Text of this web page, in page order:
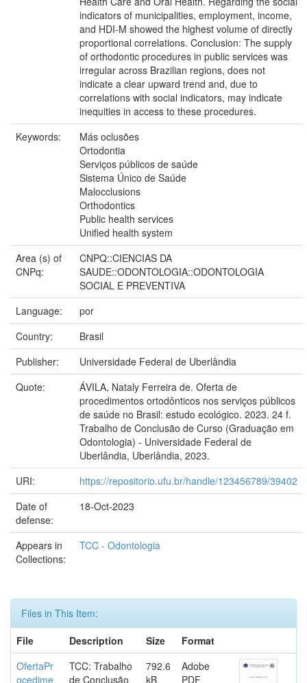
indicators of municipalities, employment, income,
and HDI-M showed the highest volume of directly
proportional correlations. Conclusion: The supply
of orthodontic procedures in public services was
irregular across Brazilian regions, does not
indicate a clear upward trend and, due to
correlations with social indicators, may indicate
inequities in access to these procedures.
Keywords:
Más oclusões
Ortodontia
Serviços públicos de saúde
Sistema Único de Saúde
Malocclusions
Orthodontics
Public health services
Unified health system
Area (s) of
CNPq:
CNPQ::CIENCIAS DA
SAUDE::ODONTOLOGIA::ODONTOLOGIA
SOCIAL E PREVENTIVA
Language:
por
Country:
Brasil
Publisher:
Universidade Federal de Uberlândia
Quote:
ÁVILA, Nataly Ferreira de. Oferta de
procedimentos ortodônticos nos serviços públicos
de saúde no Brasil: estudo ecológico. 2023. 24 f.
Trabalho de Conclusão de Curso (Graduação em
Odontologia) - Universidade Federal de
Uberlândia, Uberlândia, 2023.
URI:
https://repositorio.ufu.br/handle/123456789/39402
Date of
defense:
18-Oct-2023
Appears in
Collections:
TCC - Odontologia
Files in This Item:
File
Description Size
Format
OfertaPr
ocedime
TCC: Trabalho
de Conclusão
792.6
kB
Adobe
PDF